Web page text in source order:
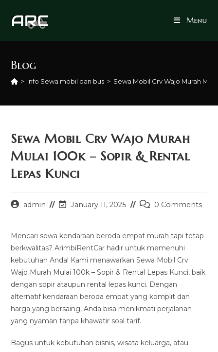
Menu
Blog
> Info Sewa mobil dan bus > Sewa Mobil Crv Wajo Murah
Sewa Mobil Crv Wajo Murah
Mulai 100k – Sopir & Rental
Lepas Kunci
Postadmin
PostJanuary 11, 2025
Post0 Comments
Mencari sewa kendaraan beroda empat murah tapi tetap
berkwalitas? ArimbiRentCar hadir untuk memenuhi
kebutuhan Anda! Kami menawarkan Sewa Mobil Crv
Wajo Murah Mulai 100k – Sopir & Rental Lepas Kunci, baik
dengan sopir ataupun rental lepas kunci. Dengan
alternatif kendaraan beroda empat yang komplit dan
harga yang bersaing, Anda bisa menikmati perjalanan
yang nyaman tanpa khawatir soal tarif.
Bagus untuk kebutuhan bisnis, wisata keluarga, atau